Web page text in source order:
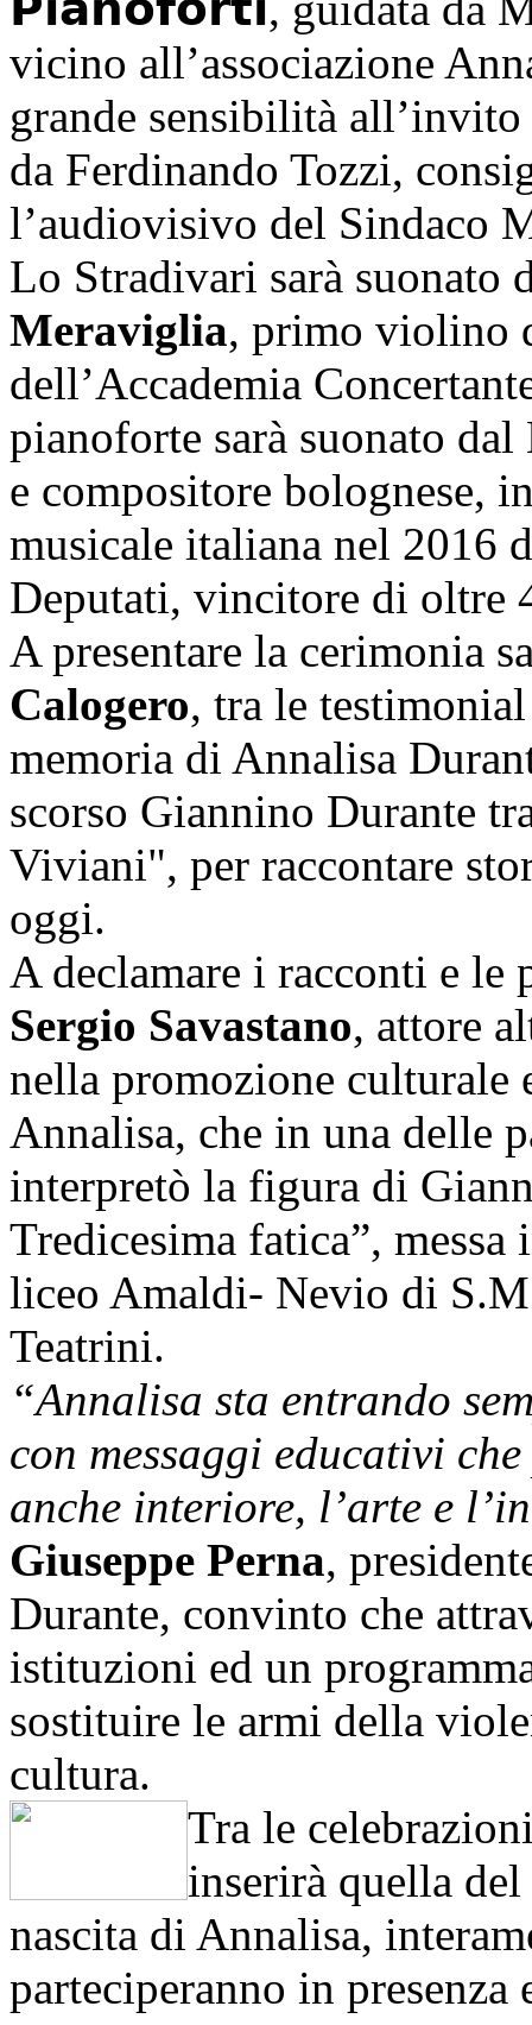
vicino all’associazione
grande sensibilità
da Ferdinando Tozzi,
l’audiovisivo del Sindaco
Lo Stradivari sarà suonato
Meraviglia, primo violino
dell’Accademia
pianoforte sarà suonato
e compositore bolognese,
musicale italiana nel 2016
Deputati, vincitore di oltre
A presentare la cerimonia
Calogero, tra le
memoria di Annalisa
scorso Giannino Durante
Viviani", per raccontare
oggi.
A declamare i racconti e le
Sergio Savastano, attore
nella promozione culturale
Annalisa, che in una delle
interpretò la figura di
Tredicesima fatica”,
liceo Amaldi- Nevio di
Teatrini.
“Annalisa sta entrando
con messaggi educativi
anche interiore, l’arte e
Giuseppe Perna,
Durante, convinto che
istituzioni ed un
sostituire le armi della
cultura.
Tra le
inserirà quella
nascita di Annalisa,
parteciperanno in